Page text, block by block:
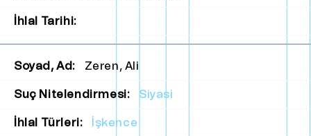
İhlal Tarihi:
Soyad, Ad: Zeren, Ali
Suç Nitelendirmesi: Siyasi
İhlal Türleri: İşkence